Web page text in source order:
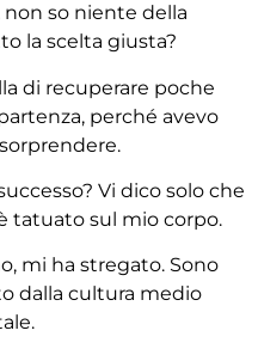
so niente della
la scelta giusta?
di recuperare poche
perché avevo
Vi dico solo che
tatuato sul mio corpo.
mi ha stregato. Sono
dalla cultura medio